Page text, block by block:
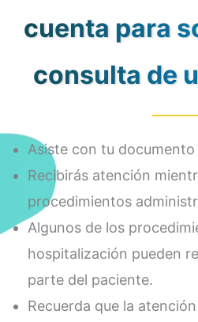
cuenta para
consulta de
Asiste con tu
Recibirás atención
procedimientos
Algunos de los
hospitalización pueden
parte del paciente.
Recuerda que la